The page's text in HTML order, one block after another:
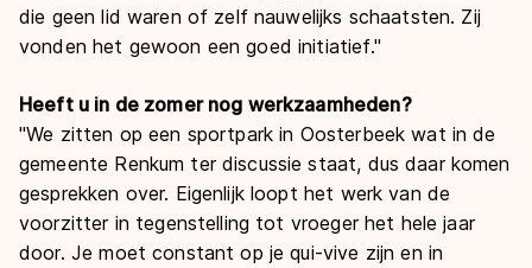
die geen lid waren of zelf nauwelijks schaatsten. Zij
vonden het gewoon een goed initiatief."
Heeft u in de zomer nog werkzaamheden?
"We zitten op een sportpark in Oosterbeek wat in de
gemeente Renkum ter discussie staat, dus daar komen
gesprekken over. Eigenlijk loopt het werk van de
voorzitter in tegenstelling tot vroeger het hele jaar
door. Je moet constant op je qui-vive zijn en in